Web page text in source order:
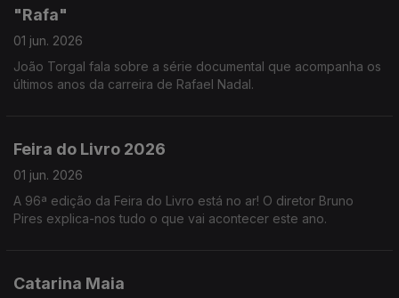
"Rafa"
01 jun. 2026
João Torgal fala sobre a série documental que acompanha os
últimos anos da carreira de Rafael Nadal.
Feira do Livro 2026
01 jun. 2026
A 96ª edição da Feira do Livro está no ar! O diretor Bruno
Pires explica-nos tudo o que vai acontecer este ano.
Catarina Maia